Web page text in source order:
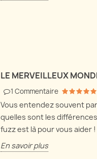
LE MERVEILLEUX
1 Commentaire
Vous entendez souvent
quelles sont les
fuzz est là pour vous aider !
En savoir plus